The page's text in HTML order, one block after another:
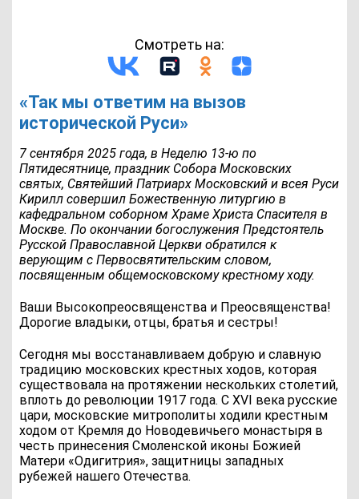
Смотреть на:
«Так мы ответим на вызов
исторической Руси»
7 сентября 2025 года, в Неделю 13-ю по
Пятидесятнице, праздник Собора Московских
святых, Святейший Патриарх Московский и всея Руси
Кирилл совершил Божественную литургию в
кафедральном соборном Храме Христа Спасителя в
Москве. По окончании богослужения Предстоятель
Русской Православной Церкви обратился к
верующим с Первосвятительским словом,
посвященным общемосковскому крестному ходу.
Ваши Высокопреосвященства и Преосвященства!
Дорогие владыки, отцы, братья и сестры!
Сегодня мы восстанавливаем добрую и славную
традицию московских крестных ходов, которая
существовала на протяжении нескольких столетий,
вплоть до революции 1917 года. С XVI века русские
цари, московские митрополиты ходили крестным
ходом от Кремля до Новодевичьего монастыря в
честь принесения Смоленской иконы Божией
Матери «Одигитрия», защитницы западных
рубежей нашего Отечества.